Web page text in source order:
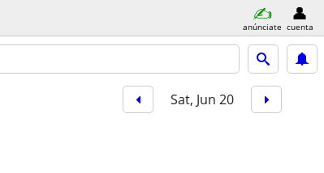
anúnciate cuenta
Sat, Jun 20